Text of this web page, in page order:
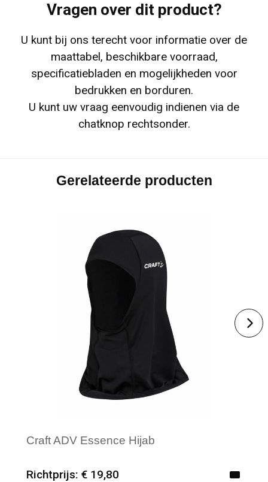
Vragen over dit product?
U kunt bij ons terecht voor informatie over de
maattabel, beschikbare voorraad,
specificatiebladen en mogelijkheden voor
bedrukken en borduren.
U kunt uw vraag eenvoudig indienen via de
chatknop rechtsonder.
Gerelateerde producten
Craft ADV Essence Hijab
Richtprijs: € 19,80